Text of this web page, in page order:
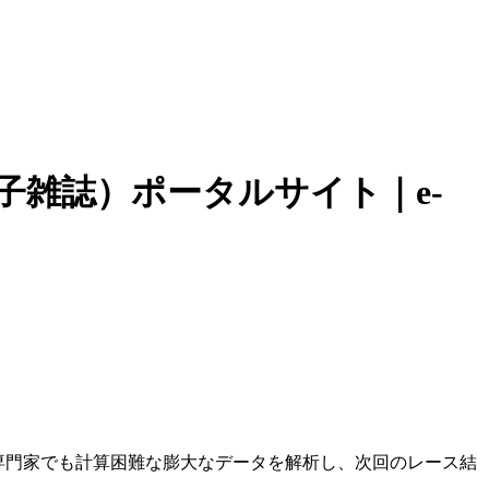
雑誌）ポータルサイト｜e-
家でも計算困難な膨大なデータを解析し、次回のレース結